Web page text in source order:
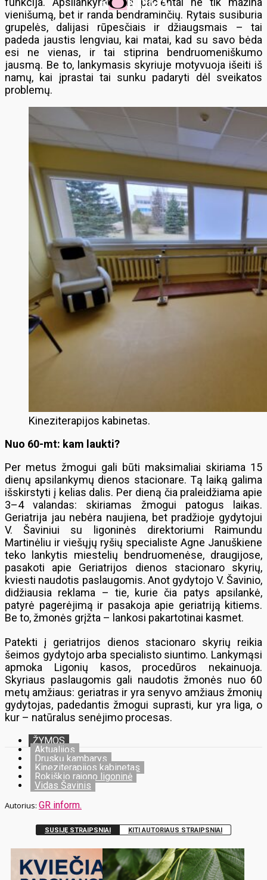
vienišumą, bet ir randa bendraminčių. Rytais susiburia
grupelės, dalijasi rūpesčiais ir džiaugsmais – tai
padeda jaustis lengviau, kai matai, kad su savo bėda
esi ne vienas, ir tai stiprina bendruomeniškumo
jausmą. Be to, lankymasis skyriuje motyvuoja išeiti iš
namų, kai įprastai tai sunku padaryti dėl sveikatos
problemų.
Kineziterapijos kabinetas.
Nuo 60-mt: kam laukti?
Per metus žmogui gali būti maksimaliai skiriama 15
dienų apsilankymų dienos stacionare. Tą laiką galima
išskirstyti į kelias dalis. Per dieną čia praleidžiama apie
3–4 valandas: skiriamas žmogui patogus laikas.
Geriatrija jau nebėra naujiena, bet pradžioje gydytojui
V. Šaviniui su ligoninės direktoriumi Raimundu
Martinėliu ir viešųjų ryšių specialiste Agne Januškiene
teko lankytis miestelių bendruomenėse, draugijose,
pasakoti apie Geriatrijos dienos stacionaro skyrių,
kviesti naudotis paslaugomis. Anot gydytojo V. Šavinio,
didžiausia reklama – tie, kurie čia patys apsilankė,
patyrė pagerėjimą ir pasakoja apie geriatriją kitiems.
Be to, žmonės grįžta – lankosi pakartotinai kasmet.
Patekti į geriatrijos dienos stacionaro skyrių reikia
šeimos gydytojo arba specialisto siuntimo. Lankymąsi
apmoka Ligonių kasos, procedūros nekainuoja.
Skyriaus paslaugomis gali naudotis žmonės nuo 60
metų amžiaus: geriatras ir yra senyvo amžiaus žmonių
gydytojas, padedantis žmogui suprasti, kur yra liga, o
kur – natūralus senėjimo procesas.
ŽYMOS
Aktualijos
Druskų kambarys
Kineziterapijos kabinetas
Rokiškio rajono ligoninė
Vidas Šavinis
GR inform.
SUSIJĘ STRAIPSNIAI KITI AUTORIAUS STRAIPSNIAI